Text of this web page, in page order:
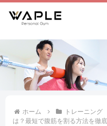
ホーム トレーニング
は？最短で腹筋を割る方法を徹